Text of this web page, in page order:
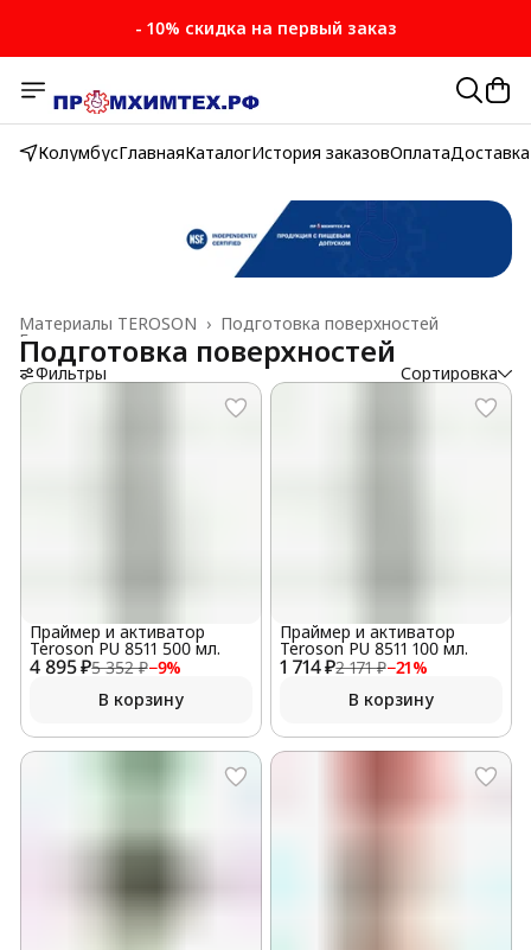
- 10% скидка на первый заказ
КолумбусГлавнаяКаталогИстория заказовОплатаДоставка
Подготовка поверхностей
Материалы TEROSON ›
Главная
Подготовка поверхностей
Фильтры Сортировка
4 895 ₽5 352 ₽−9%
Праймер и активатор
Teroson PU 8511 500 мл.
В корзину
1 714 ₽2 171 ₽−21%
Праймер и активатор
Teroson PU 8511 100 мл.
В корзину